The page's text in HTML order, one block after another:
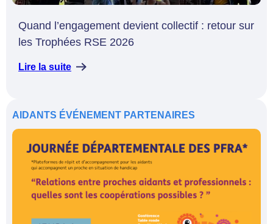
Quand l’engagement devient collectif : retour sur
les Trophées RSE 2026
Lire la suite
AIDANTS ÉVÉNEMENT PARTENAIRES